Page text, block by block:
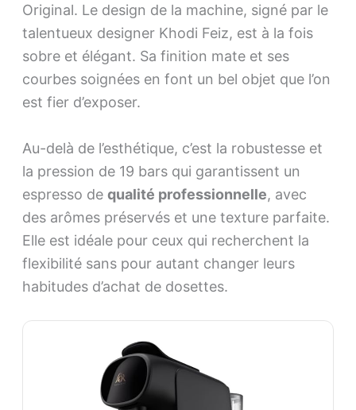
Original. Le design de la machine, signé par le
talentueux designer Khodi Feiz, est à la fois
sobre et élégant. Sa finition mate et ses
courbes soignées en font un bel objet que l’on
est fier d’exposer.
Au-delà de l’esthétique, c’est la robustesse et
la pression de 19 bars qui garantissent un
espresso de qualité professionnelle, avec
des arômes préservés et une texture parfaite.
Elle est idéale pour ceux qui recherchent la
flexibilité sans pour autant changer leurs
habitudes d’achat de dosettes.